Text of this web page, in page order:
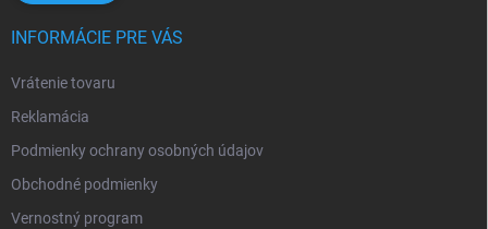
INFORMÁCIE PRE VÁS
Vrátenie tovaru
Reklamácia
Podmienky ochrany osobných údajov
Obchodné podmienky
Vernostný program